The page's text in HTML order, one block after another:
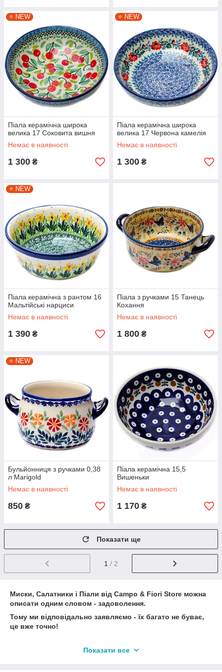
⭐️ NEW
Піала керамічна широка
велика 17 Соковита вишня
Немає в наявності
1 300 ₴
⭐️ NEW
Піала керамічна широка
велика 17 Червона камелія
Немає в наявності
1 300 ₴
⭐️ NEW
Піала керамічна з рантом 16
Мальтійські нарциси
Немає в наявності
1 390 ₴
Піала з ручками 15 Танець
Кохання
Немає в наявності
1 800 ₴
⭐️ NEW
Бульйонниця з ручками 0,38
л Marigold
Немає в наявності
850 ₴
Піала керамічна 15,5
Вишеньки
Немає в наявності
1 170 ₴
Показати ще
1 / 2
Миски, Салатники і Піали від Campo & Fiori Storе можна
описати одним словом - задоволення.
Тому ми відповідально заявляємо - їх багато не буває,
це вже точно!
Краса = Якість - це все про них.
Показати все